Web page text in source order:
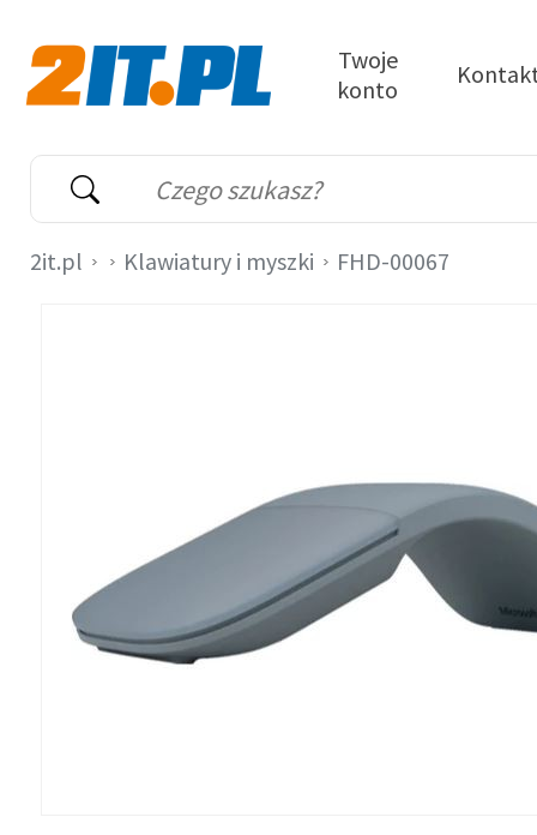
Wyszukiwarka
Słowo kluczowe
Twoje
konto
2it.pl Klawiatury i myszki FHD-00067